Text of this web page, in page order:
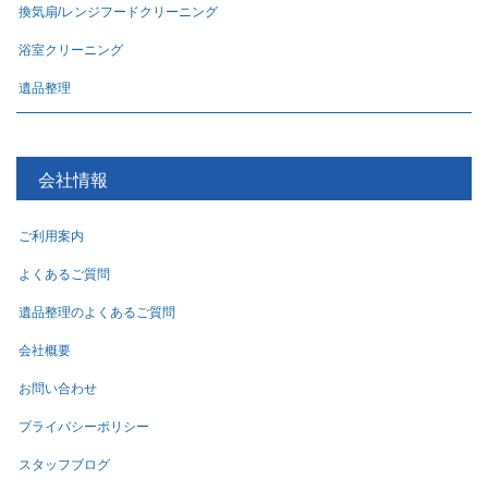
換気扇/レンジフードクリーニング
浴室クリーニング
遺品整理
会社情報
ご利用案内
よくあるご質問
遺品整理のよくあるご質問
会社概要
お問い合わせ
プライバシーポリシー
スタッフブログ